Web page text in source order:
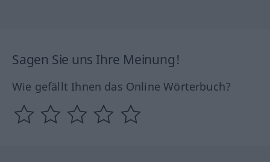
Sagen Sie uns Ihre Meinung!
Wie gefällt Ihnen das Online Wörterbuch?